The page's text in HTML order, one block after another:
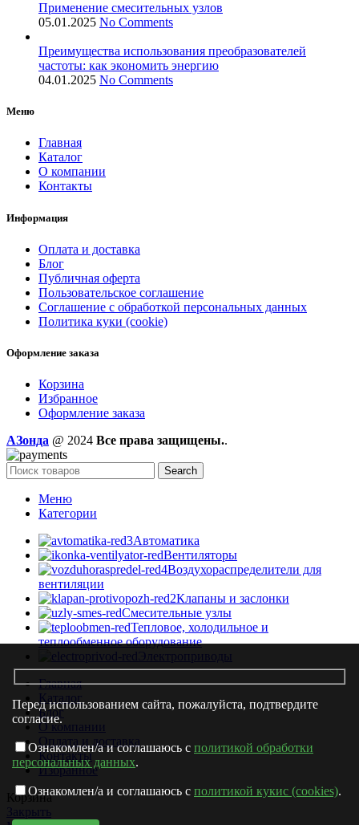
Применение смесительных узлов
05.01.2025 No Comments
Преимущества использования преобразователей
частоты: как экономить энергию
04.01.2025 No Comments
Меню
Главная
Каталог
О компании
Контакты
Информация
Оплата и доставка
Блог
Публичная оферта
Пользовательское соглашение
Соглашение с обработкой персональных данных
Политика куки (cookie)
Оформление заказа
Корзина
Избранное
Оформление заказа
AЗонда @ 2024 Все права защищены..
Search
Меню
Категории
Автоматика
Вентиляторы
Воздухораспределители для
вентиляции
Клапаны и заслонки
Смесительные узлы
Тепловое, холодильное и
теплообменное оборудование
Электроприводы
Главная
Каталог
Блог
О компании
Оплата и доставка
Контакты
Избранное
Корзина
Закрыть
Перед использованием сайта, пожалуйста, подтвердите
согласие.
Ознакомлен/а и соглашаюсь с политикой обработки
персональных данных.
Ознакомлен/а и соглашаюсь с политикой кукис (cookies).